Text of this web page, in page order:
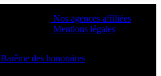
Nos agences affiliées
Mentions légales
Barême des honoraires